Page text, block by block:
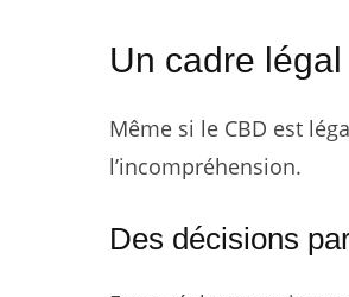
Un cadre
Même si le CBD est
l’incompréhension.
Des décisions